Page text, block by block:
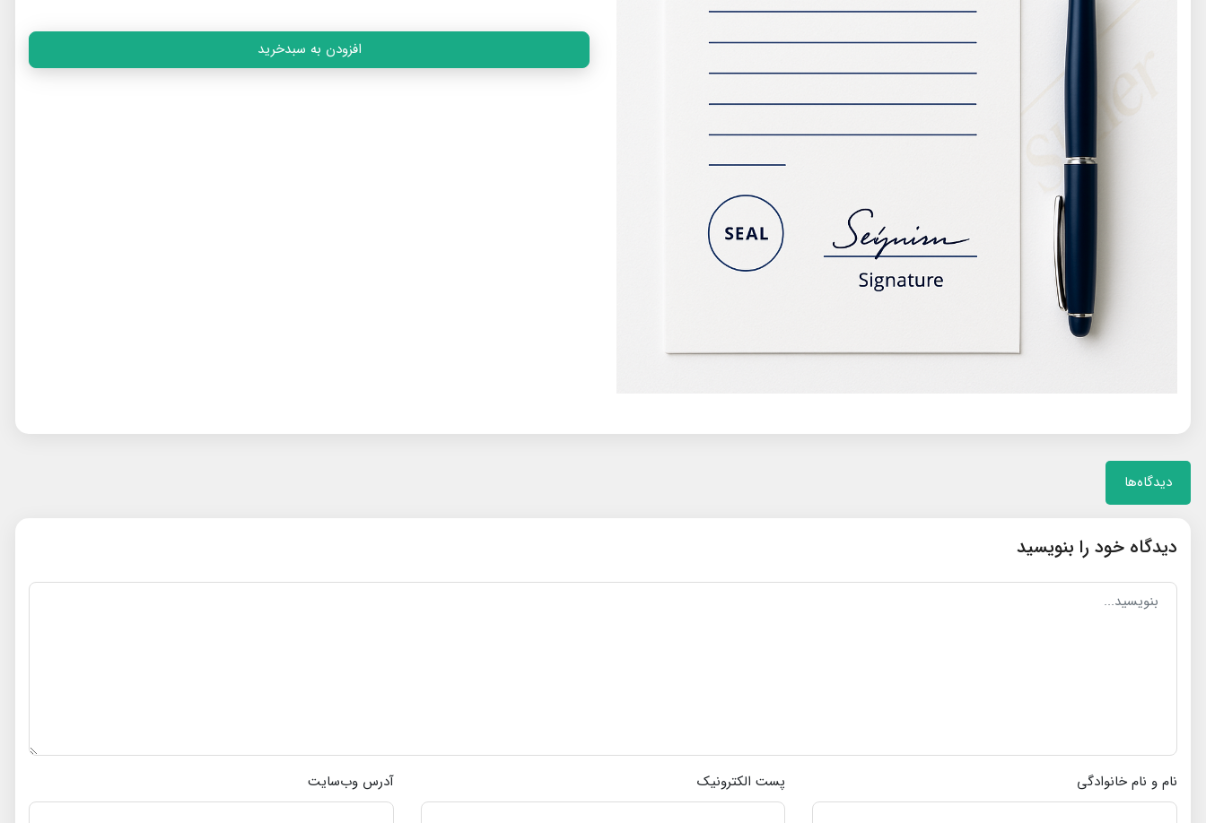
افزودن به سبدخرید
دیدگاه‌ها
دیدگاه خود را بنویسید
نام و نام خانوادگی پست الکترونیک آدرس وب‌سایت